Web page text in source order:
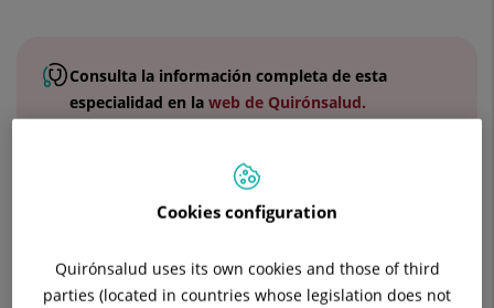
Consulta la información completa de esta
especialidad en la web de Quirónsalud.
El servicio de Cirugía Plástica de Hospital Universitario
Quirónsalud de Madrid oferta un tratamiento integral a los
Cirugía de la mujer
Cookies configuration
Quirónsalud uses its own cookies and those of third
parties (located in countries whose legislation does not